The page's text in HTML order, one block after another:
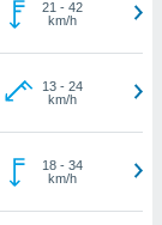
21 - 42
km/h
13- 24
km/h
18- 34
km/h